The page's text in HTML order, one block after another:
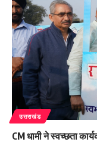
उत्तराखंड
CM धामी ने स्वच्छता